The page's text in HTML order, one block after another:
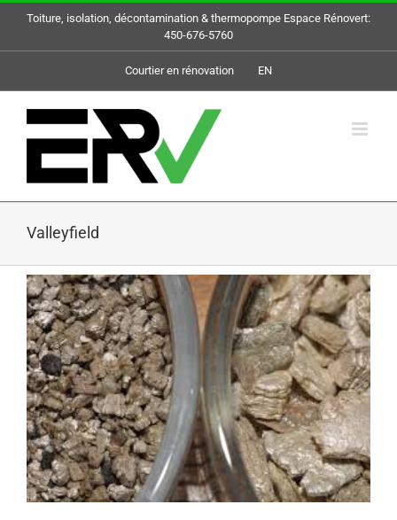
SkipToiture, isolation, décontamination & thermopompe Espace Rénovert:
450-676-5760
Courtier en rénovation EN
Valleyfield